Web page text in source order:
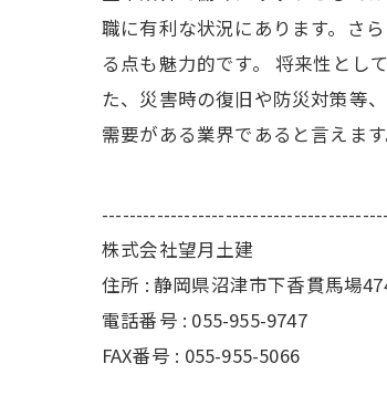
職に有利な状況にあります。さ
る点も魅力的です。 将来性とし
た、災害時の復旧や防災対策等
需要がある業界であると言えます
株式会社望月土建
住所 : 静岡県沼津市下香貫馬場
電話番号 : 055-955-9747
FAX番号 : 055-955-5066